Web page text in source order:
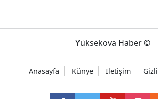
Yüksekova Haber ©
Anasayfa Künye İletişim